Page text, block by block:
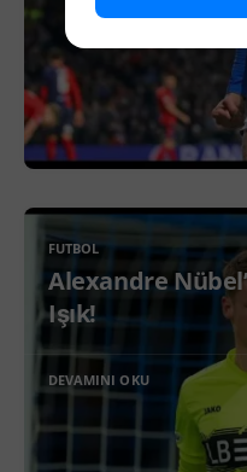
FUTBOL
Alexandre
Işık!
DEVAMINI OKU